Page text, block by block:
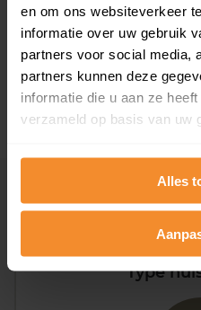
en om ons websiteverkeer
informatie over uw gebruik
partners voor social media,
partners kunnen deze
informatie die u aan ze
verzameld op basis van uw
Alles
1946 - 1980
1981 - 2007
2008 of later
Inwoners
Type